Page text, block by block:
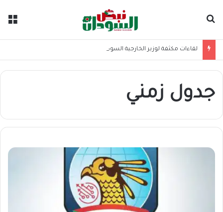
لقاءات مكثفة لوزير الخارجية السوداني بالمملكة الأردنية الهاشمية
جدول زمني